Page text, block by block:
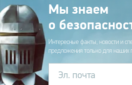
Мы знаем
о
Интересные факты, новости и
предложения только для наших
Эл. почта